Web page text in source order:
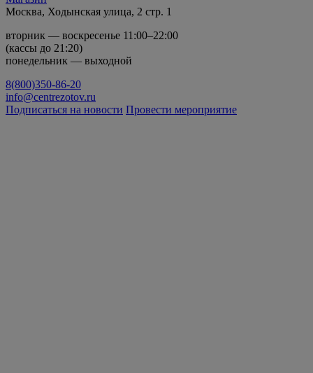
Москва, Ходынская улица, 2 стр. 1
вторник — воскресенье 11:00–22:00
(кассы до 21:20)
понедельник — выходной
8(800)350-86-20
info@centrezotov.ru
Подписаться на новости Провести мероприятие